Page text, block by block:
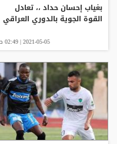
بغياب إحسان حداد ،، تعادل
القوة الجوية بالدوري العراقي
2021-05-05 | 02:49 ص